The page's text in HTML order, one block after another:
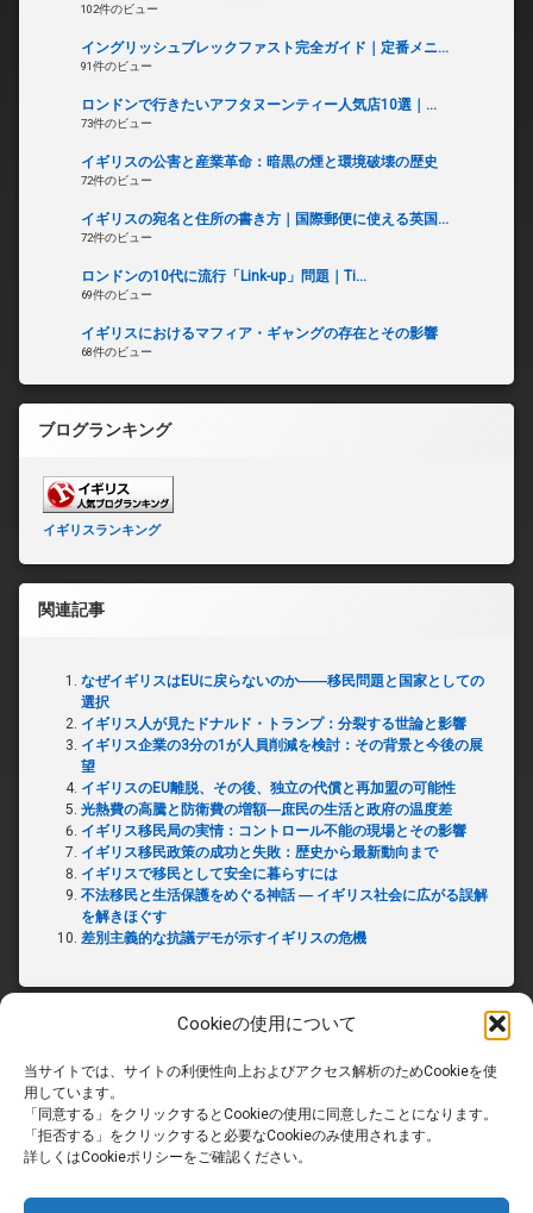
Cookieの使用について
当サイトでは、サイトの利便性向上およびアクセス解析のためCookieを使
用しています。
「同意する」をクリックするとCookieの使用に同意したことになります。
「拒否する」をクリックすると必要なCookieのみ使用されます。
詳しくはCookieポリシーをご確認ください。
102件のビュー
イングリッシュブレックファスト完全ガイド｜定番メニ...
91件のビュー
ロンドンで行きたいアフタヌーンティー人気店10選｜...
73件のビュー
イギリスの公害と産業革命：暗黒の煙と環境破壊の歴史
72件のビュー
イギリスの宛名と住所の書き方｜国際郵便に使える英国...
72件のビュー
ロンドンの10代に流行「Link-up」問題｜Ti...
69件のビュー
イギリスにおけるマフィア・ギャングの存在とその影響
68件のビュー
ブログランキング
イギリスランキング
関連記事
なぜイギリスはEUに戻らないのか――移民問題と国家としての
選択
イギリス人が見たドナルド・トランプ：分裂する世論と影響
イギリス企業の3分の1が人員削減を検討：その背景と今後の展
望
イギリスのEU離脱、その後、独立の代償と再加盟の可能性
光熱費の高騰と防衛費の増額―庶民の生活と政府の温度差
イギリス移民局の実情：コントロール不能の現場とその影響
イギリス移民政策の成功と失敗：歴史から最新動向まで
イギリスで移民として安全に暮らすには
不法移民と生活保護をめぐる神話 ― イギリス社会に広がる誤解
を解きほぐす
差別主義的な抗議デモが示すイギリスの危機
ホーム
PRIVACY POLICY